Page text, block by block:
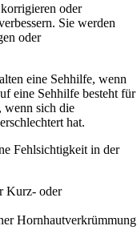
oder
Sie werden
oder
eine Sehhilfe, wenn
eine Sehhilfe besteht für
wenn sich die
hat.
Fehlsichtigkeit in der
Kurz- oder
Hornhautverkrümmung